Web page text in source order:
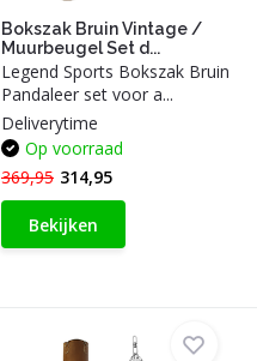
Bokszak Bruin Vintage /
Muurbeugel Set d...
Legend Sports Bokszak Bruin
Pandaleer set voor a...
Deliverytime
Op voorraad
369,95 314,95
Bekijken